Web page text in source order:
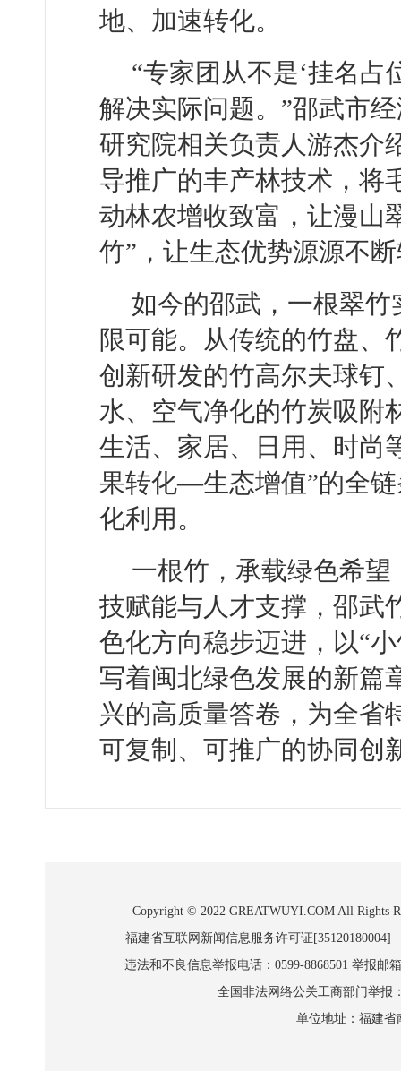
地、加速转化。
“专家团从不是‘挂名占
解决实际问题。”邵武市
研究院相关负责人游杰介
导推广的丰产林技术，将
动林农增收致富，让漫山
竹”，让生态优势源源不
如今的邵武，一根翠竹
限可能。从传统的竹盘、
创新研发的竹高尔夫球钉
水、空气净化的竹炭吸附
生活、家居、日用、时尚
果转化—生态增值”的全
化利用。
一根竹，承载绿色希
技赋能与人才支撑，邵武
色化方向稳步迈进，以“
写着闽北绿色发展的新篇
兴的高质量答卷，为全省
可复制、可推广的协同创
Copyright © 2022 GREATWUYI.COM All Rights
福建省互联网新闻信息服务许可证
违法和不良信息举报电话：0599-8868501 举报邮
全国非法网络公关工商部门举报
单位地址：福建省